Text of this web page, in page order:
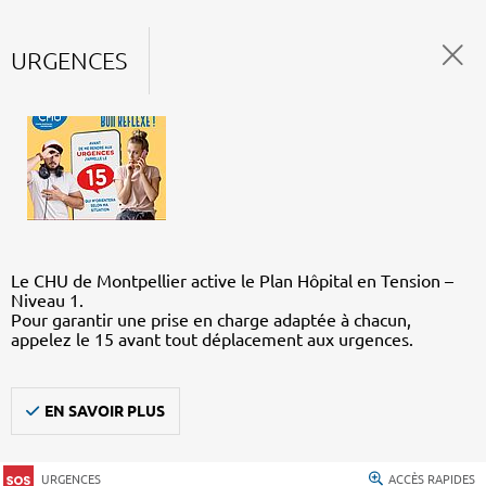
URGENCES
Le CHU de Montpellier active le Plan Hôpital en Tension –
Niveau 1.
Pour garantir une prise en charge adaptée à chacun,
appelez le 15 avant tout déplacement aux urgences.
EN SAVOIR PLUS
URGENCES ACCÈS RAPIDES